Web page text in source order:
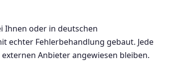
Ihnen oder in deutschen
echter Fehlerbehandlung gebaut. Jede
Anbieter angewiesen bleiben.